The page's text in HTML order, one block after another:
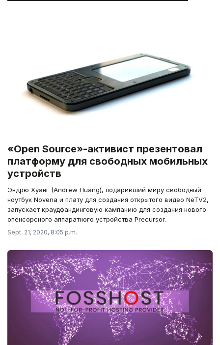
«Open Source»-активист презентовал
платформу для свободных мобильных
устройств
Эндрю Хуанг (Andrew Huang), подаривший миру свободный
ноутбук Novena и плату для создания открытого видео NeTV2,
запускает краудфандинговую кампанию для создания нового
опенсорсного аппаратного устройства Precursor.
Sept. 21, 2020, 8:05 p.m.